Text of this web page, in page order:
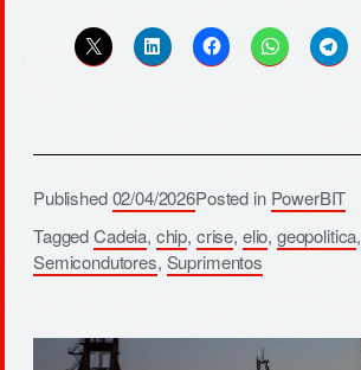
Published02/04/2026Posted in PowerBIT
TaggedCadeia, chip, crise, elio, geopolitica,
Semicondutores, Suprimentos